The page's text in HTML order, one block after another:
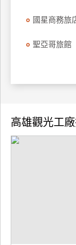
國星商務旅
聖亞哥旅館
高雄觀光工